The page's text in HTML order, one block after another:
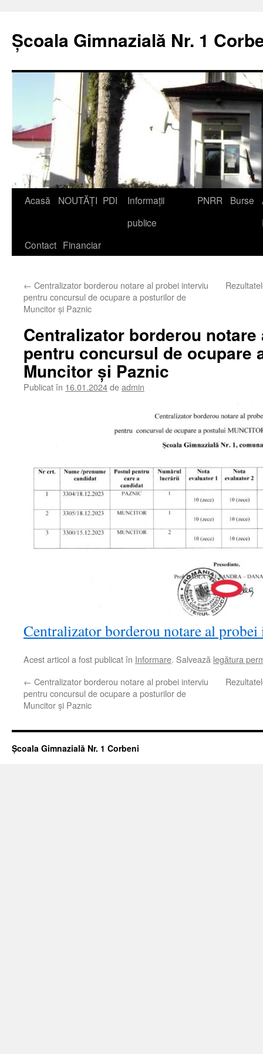
Școala Gimnazială Nr. 1
Acasă NOUTĂȚI PDI
Informații
publice
PNRR Burse
Contact Financiar
← Centralizator borderou notare al probei interviu
pentru concursul de ocupare a posturilor de
Muncitor și Paznic
Centralizator borderou
pentru concursul de ocupare
Muncitor și Paznic
Publicat în 16.01.2024deadmin
Centralizator borderou notare al
Acest articol a fost publicat în Informare. Salvează legătura
← Centralizator borderou notare al probei interviu
pentru concursul de ocupare a posturilor de
Muncitor și Paznic
Școala Gimnazială Nr. 1 Corbeni